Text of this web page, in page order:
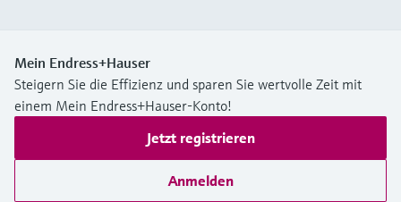
Mein Endress+Hauser
Steigern Sie die Effizienz und sparen Sie wertvolle Zeit mit
einem Mein Endress+Hauser-Konto!
Jetzt registrieren
Anmelden